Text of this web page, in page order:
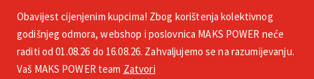
+385 1 2002 575
Obavijest cijenjenim kupcima! Zbog korištenja kolektivnog
godišnjeg odmora, webshop i poslovnica MAKS POWER neće
raditi od 01.08.26 do 16.08.26. Zahvaljujemo se na razumijevanju.
Vaš MAKS POWER team Zatvori